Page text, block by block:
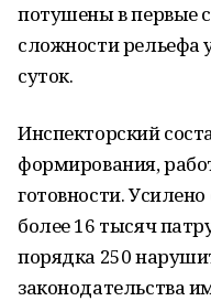
потушены в первые
сложности рельефа
суток.
Инспекторский
формирования,
готовности.
более 16 тысяч
порядка 250
законодательства